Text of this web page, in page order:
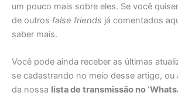
um pouco mais sobre eles. Se você
de outros false friends já comentados
saber mais.
Você pode ainda receber as últimas
se cadastrando no meio desse artigo, ou
da nossa lista de transmissão no